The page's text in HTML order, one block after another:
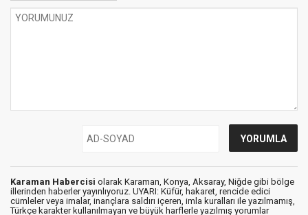
Karaman Habercisi olarak Karaman, Konya, Aksaray, Niğde gibi bölge
illerinden haberler yayınlıyoruz. UYARI: Küfür, hakaret, rencide edici
cümleler veya imalar, inançlara saldırı içeren, imla kuralları ile yazılmamış,
Türkçe karakter kullanılmayan ve büyük harflerle yazılmış yorumlar